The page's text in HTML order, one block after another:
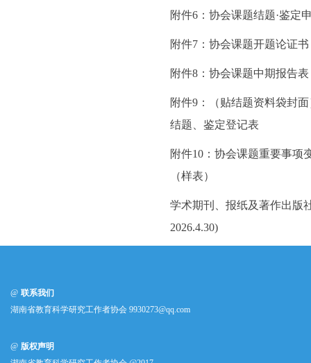
附件6：协会课题结题·鉴定
附件7：协会课题开题论证书
附件8：协会课题中期报告表
附件9：（贴结题资料袋封
结题、鉴定登记表
附件10：协会课题重要事项
（样表）
学术期刊、报纸及著作出版
2026.4.30)
联系我们
湖南省教育科学研究工作者协会 9930273@qq.com
版权声明